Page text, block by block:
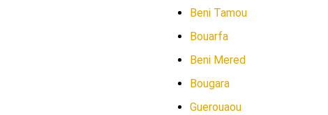
Beni Tamou
Bouarfa
Beni Mered
Bougara
Guerouaou